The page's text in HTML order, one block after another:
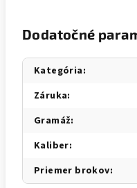
Dodatočné
Kategória:
Záruka:
Gramáž:
Kaliber:
Priemer brokov: